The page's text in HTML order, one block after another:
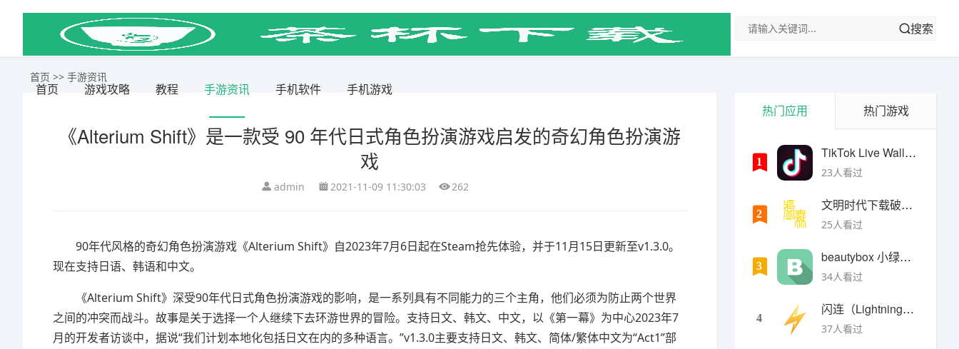
首页 游戏攻略 教程 手游资讯 手机软件 手机游戏
搜索
首页 >> 手游资讯
《Alterium Shift》是一款受 90 年代日式角色扮演游戏启发的奇幻角色扮演游
戏
admin 2021-11-09 11:30:03 262
90年代风格的奇幻角色扮演游戏《Alterium Shift》自2023年7月6日起在Steam抢先体验，并于11月15日更新至v1.3.0。
现在支持日语、韩语和中文。
《Alterium Shift》深受90年代日式角色扮演游戏的影响，是一系列具有不同能力的三个主角，他们必须为防止两个世界
之间的冲突而战斗。故事是关于选择一个人继续下去环游世界的冒险。支持日文、韩文、中文，以《第一幕》为中心2023年7
月的开发者访谈中，据说“我们计划本地化包括日文在内的多种语言。”v1.3.0主要支持日文、韩文、简体/繁体中文为“Act1”部
热门应用 热门游戏
1
TikTok Live Wallpaper
23人看过
2
文明时代下载破解版无限金币最新版
25人看过
3
beautybox 小绿盒正版最新免费下载
34人看过
4
闪连（LightningX）加速器app
37人看过